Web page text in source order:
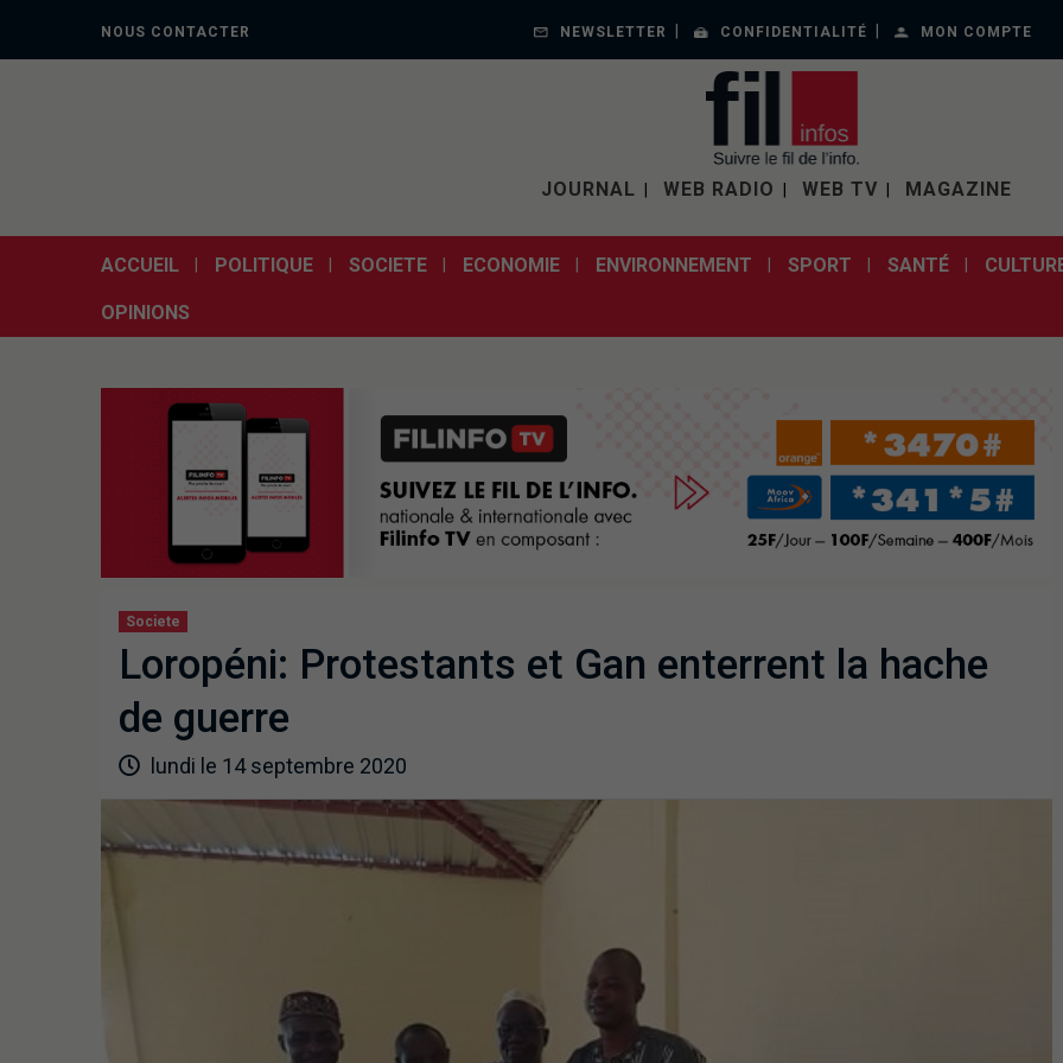
NOUS CONTACTER NEWSLETTER CONFIDENTIALITÉ MON COMPTE
JOURNAL WEB RADIO WEB TV MAGAZINE
ACCUEIL POLITIQUE SOCIETE ECONOMIE ENVIRONNEMENT SPORT SANTÉ
OPINIONS
Societe
Loropéni: Protestants et Gan enterrent la hache
de guerre
lundi le 14 septembre 2020